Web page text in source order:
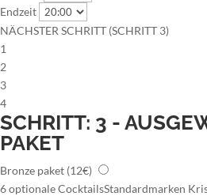
Endzeit
NÄCHSTER SCHRITT (SCHRITT 3)
1
2
3
4
SCHRITT: 3 -
PAKET
Bronze paket (12€)
6 optionale CocktailsStandardmarken